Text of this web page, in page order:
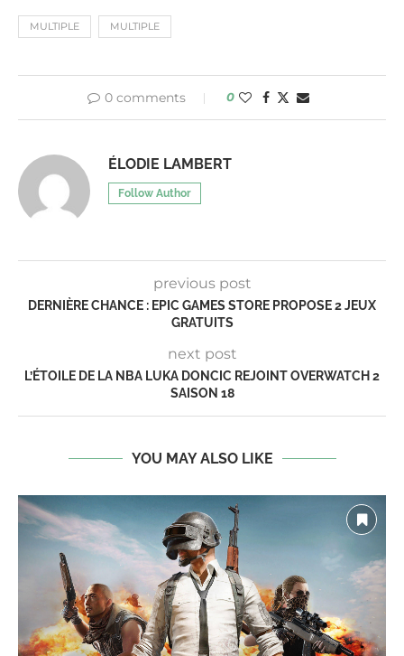
MULTIPLE MULTIPLE
0 comments 0
ÉLODIE LAMBERT
Follow Author
previous post
DERNIÈRE CHANCE : EPIC GAMES STORE PROPOSE 2 JEUX
GRATUITS
next post
L’ÉTOILE DE LA NBA LUKA DONCIC REJOINT OVERWATCH 2
SAISON 18
YOU MAY ALSO LIKE